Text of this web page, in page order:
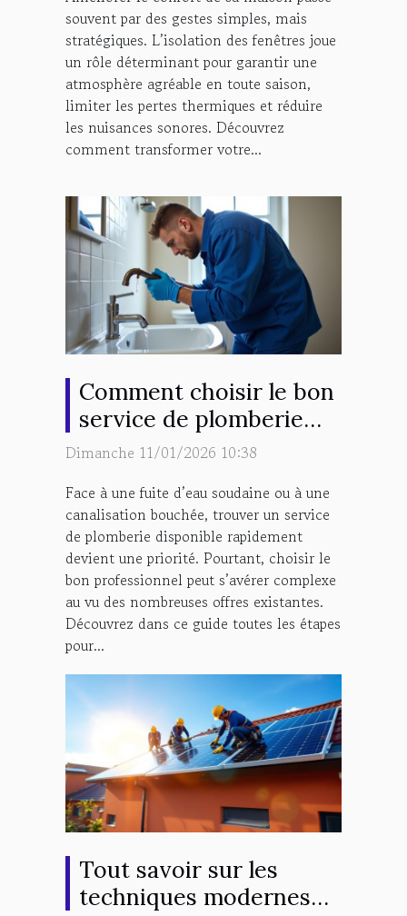
souvent par des gestes simples, mais
stratégiques. L’isolation des fenêtres joue
un rôle déterminant pour garantir une
atmosphère agréable en toute saison,
limiter les pertes thermiques et réduire
les nuisances sonores. Découvrez
comment transformer votre...
Comment choisir le bon
service de plomberie
d'urgence ?
Dimanche 11/01/2026 10:38
Face à une fuite d’eau soudaine ou à une
canalisation bouchée, trouver un service
de plomberie disponible rapidement
devient une priorité. Pourtant, choisir le
bon professionnel peut s’avérer complexe
au vu des nombreuses offres existantes.
Découvrez dans ce guide toutes les étapes
pour...
Tout savoir sur les
techniques modernes